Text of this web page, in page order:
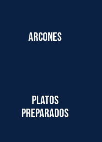
Arcones
Platos
preparados